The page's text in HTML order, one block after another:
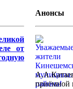
от
Анонсы